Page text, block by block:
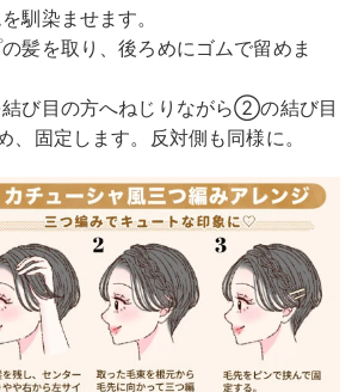
染ませます。
を取り、後ろめにゴムで留めま
目の方へねじりながら②の結び目
、固定します。反対側も同様に。